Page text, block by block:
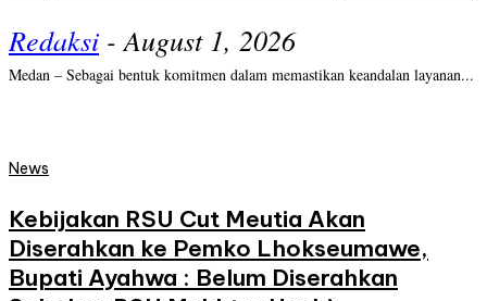
Redaksi - August 1, 2026
Medan – Sebagai bentuk komitmen dalam memastikan keandalan layanan...
News
Kebijakan RSU Cut Meutia Akan
Diserahkan ke Pemko Lhokseumawe,
Bupati Ayahwa : Belum Diserahkan